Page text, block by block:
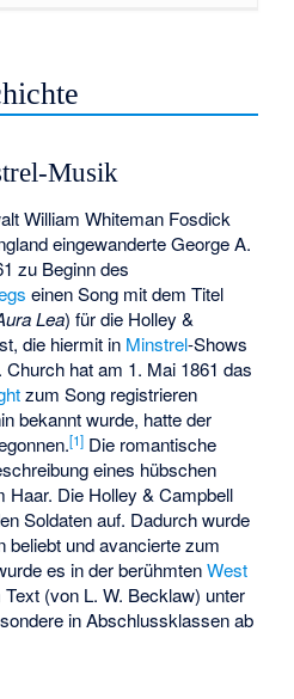
Musik
William Whiteman Fosdick
eingewanderte George A.
zu Beginn des
einen Song mit dem Titel
Lea) für die Holley &
die hiermit in Minstrel-Shows
hat am 1. Mai 1861 das
zum Song registrieren
bekannt wurde, hatte der
[1] Die romantische
eines hübschen
Haar. Die Holley & Campbell
Soldaten auf. Dadurch wurde
beliebt und avancierte zum
es in der berühmtenWest
Text (von L. W. Becklaw) unter
in Abschlussklassen ab